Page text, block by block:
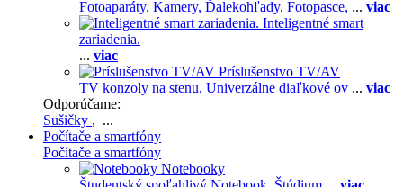
Fotoaparáty, Kamery, Ďalekohľady, Fotopasce, ... viac
Inteligentné smart
zariadenia.
... viac
Príslušenstvo TV/AV
TV konzoly na stenu, Univerzálne diaľkové ov ... viac
Odporúčame:
Sušičky , ...
Počítače a smartfóny
Počítače a smartfóny
Notebooky